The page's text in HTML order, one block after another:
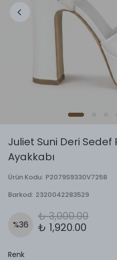
Juliet Suni Deri
Ayakkabı
Ürün Kodu: P2079S9330V7258
Barkod: 2320042283529
%36
₺ 3,000.00
₺ 1,920.00
Renk